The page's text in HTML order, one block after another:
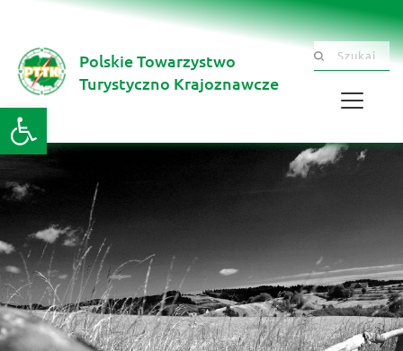
Otwórz pasek narzędzi
Polskie Towarzystwo
Turystyczno Krajoznawcze
Szukaj .......